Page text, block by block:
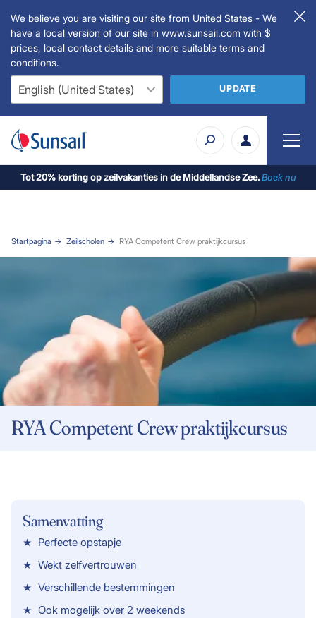
We believe you are visiting our site from United States - We
have a local version of our site in www.sunsail.com with $
prices, local contact details and more suitable terms and
conditions.
UPDATE
Tot 20% korting op zeilvakanties in de Middellandse Zee.Boek nu
Startpagina Zeilscholen RYA Competent Crew praktijkcursus
RYA Competent Crew praktijkcursus
Samenvatting
Perfecte opstapje
Wekt zelfvertrouwen
Verschillende bestemmingen
Ook mogelijk over 2 weekends